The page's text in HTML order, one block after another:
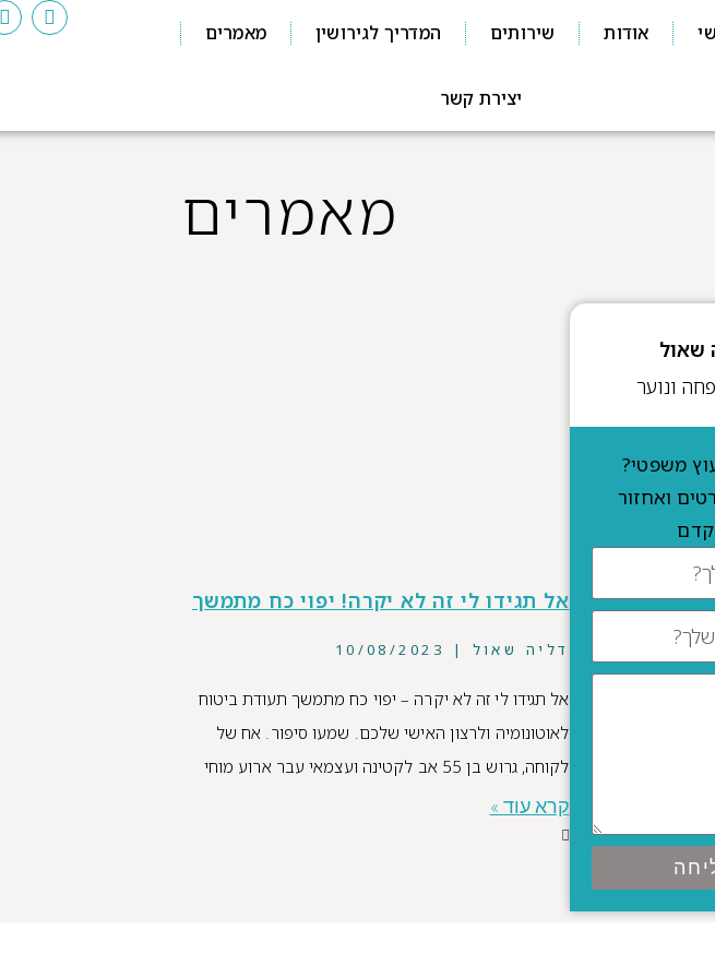
אודות שירותים המדריך לגירושין מאמרים
יצירת קשר
מאמרים
שאול
ונוער
משפטי?
ואחזור
אל תגידו לי זה לא יקרה! יפוי כח מתמשך
דליה שאול
אל תגידו לי זה לא יקרה – יפוי כח מתמשך תעודת ביטוח
לאוטונומיה ולרצון האישי שלכם. שמעו סיפור. אח של
לקוחה, גרוש בן 55 אב לקטינה ועצמאי עבר ארוע מוחי
קרא עוד »